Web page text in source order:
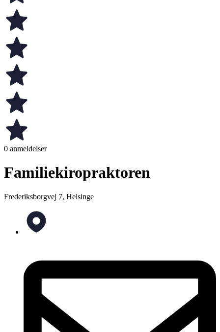
0 anmeldelser
Familiekiropraktoren
Frederiksborgvej 7, Helsinge